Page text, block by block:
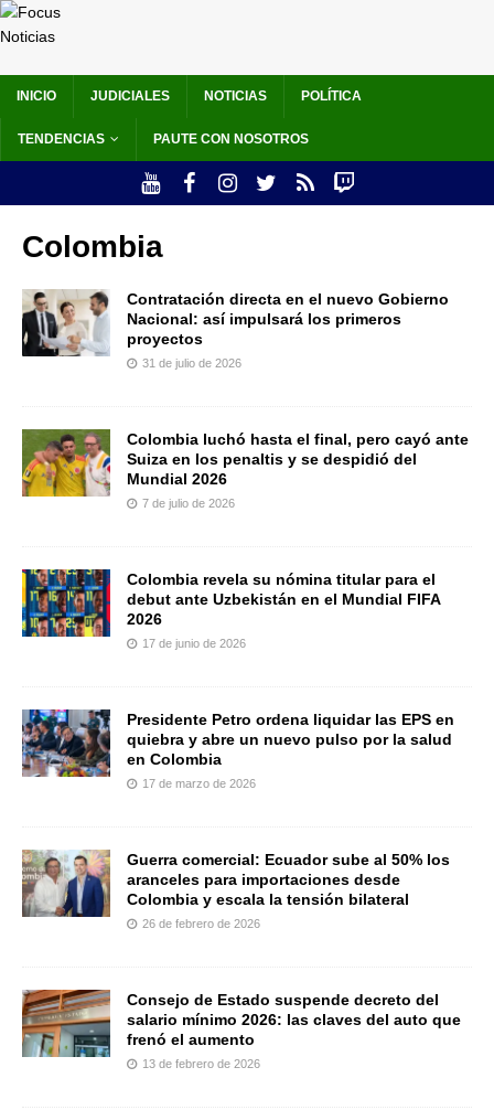
INICIO JUDICIALES NOTICIAS POLÍTICA
TENDENCIAS PAUTE CON NOSOTROS
Colombia
Contratación directa en el nuevo Gobierno
Nacional: así impulsará los primeros
proyectos
31 de julio de 2026
Colombia luchó hasta el final, pero cayó ante
Suiza en los penaltis y se despidió del
Mundial 2026
7 de julio de 2026
Colombia revela su nómina titular para el
debut ante Uzbekistán en el Mundial FIFA
2026
17 de junio de 2026
Presidente Petro ordena liquidar las EPS en
quiebra y abre un nuevo pulso por la salud
en Colombia
17 de marzo de 2026
Guerra comercial: Ecuador sube al 50% los
aranceles para importaciones desde
Colombia y escala la tensión bilateral
26 de febrero de 2026
Consejo de Estado suspende decreto del
salario mínimo 2026: las claves del auto que
frenó el aumento
13 de febrero de 2026